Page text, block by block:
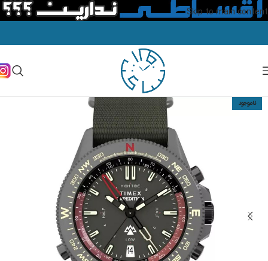
Skip to main content
ناموجود